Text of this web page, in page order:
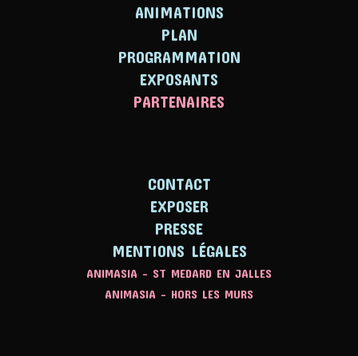
ANIMATIONS
PLAN
PROGRAMMATION
EXPOSANTS
PARTENAIRES
CONTACT
EXPOSER
PRESSE
MENTIONS LÉGALES
ANIMASIA - ST MEDARD EN JALLES
ANIMASIA - HORS LES MURS